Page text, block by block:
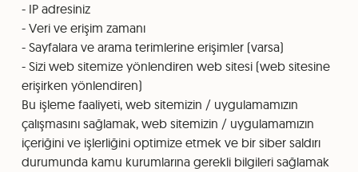
- IP adresiniz
- Veri ve erişim zamanı
- Sayfalara ve arama terimlerine erişimler (varsa)
- Sizi web sitemize yönlendiren web sitesi (web sitesine
erişirken yönlendiren)
Bu işleme faaliyeti, web sitemizin / uygulamamızın
çalışmasını sağlamak, web sitemizin / uygulamamızın
içeriğini ve işlerliğini optimize etmek ve bir siber saldırı
durumunda kamu kurumlarına gerekli bilgileri sağlamak